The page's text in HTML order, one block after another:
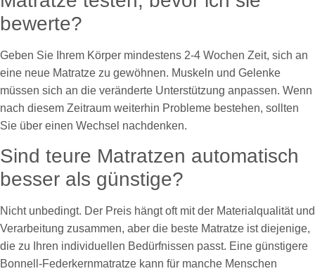
bewerte?
Geben Sie Ihrem Körper mindestens 2-4 Wochen Zeit, sich an
eine neue Matratze zu gewöhnen. Muskeln und Gelenke
müssen sich an die veränderte Unterstützung anpassen. Wenn
nach diesem Zeitraum weiterhin Probleme bestehen, sollten
Sie über einen Wechsel nachdenken.
Sind teure Matratzen automatisch
besser als günstige?
Nicht unbedingt. Der Preis hängt oft mit der Materialqualität und
Verarbeitung zusammen, aber die beste Matratze ist diejenige,
die zu Ihren individuellen Bedürfnissen passt. Eine günstigere
Bonnell-Federkernmatratze kann für manche Menschen